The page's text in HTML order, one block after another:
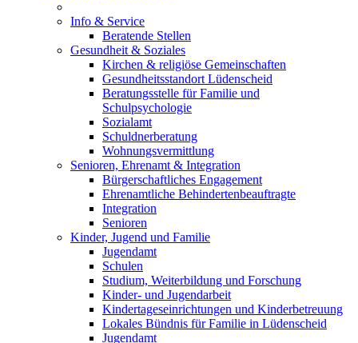
Info & Service
Beratende Stellen
Gesundheit & Soziales
Kirchen & religiöse Gemeinschaften
Gesundheitsstandort Lüdenscheid
Beratungsstelle für Familie und
Schulpsychologie
Sozialamt
Schuldnerberatung
Wohnungsvermittlung
Senioren, Ehrenamt & Integration
Bürgerschaftliches Engagement
Ehrenamtliche Behindertenbeauftragte
Integration
Senioren
Kinder, Jugend und Familie
Jugendamt
Schulen
Studium, Weiterbildung und Forschung
Kinder- und Jugendarbeit
Kindertageseinrichtungen und Kinderbetreuung
Lokales Bündnis für Familie in Lüdenscheid
Jugendamt